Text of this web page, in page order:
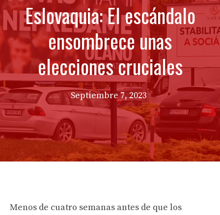
Eslovaquia: El escándalo
ensombrece unas
elecciones cruciales
Septiembre 7, 2023
Menos de cuatro semanas antes de que los